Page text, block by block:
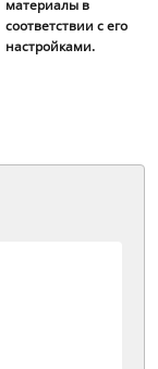
материалы в
соответствии с его
настройками.